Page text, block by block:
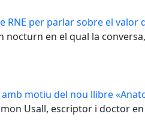
RNE per parlar sobre el valor
nocturn en el qual la
amb motiu del nou llibre
Usall, escriptor i doctor